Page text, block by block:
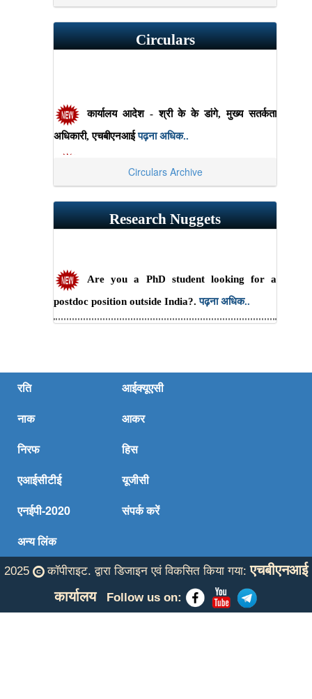
फिट इंडिया सप्ताह" के जश्न पर रिपोर्टपढ़ना अधिक..
डॉ. अजीत कुमार मोहंती, सचिव डीएई और अध्यक्ष एईसी और
नौकरी-उद्घाटन_अनुप्रयुक्त सामग्री।पढ़ना अधिक..
Circulars
कार्यालय आदेश - श्री के के डांगे, मुख्य सतर्कता
अधिकारी, एचबीएनआईपढ़ना अधिक..
एनईपी समन्वयक की नियुक्ति.पढ़ना अधिक..
अधिकारी की नियुक्ति।पढ़ना अधिक..
Circulars Archive
Research Nuggets
Are you a PhD student looking for a
postdoc position outside India?.पढ़ना अधिक..
अधिक..
रति
आईक्यूएसी
नाक
आकर
निरफ
हिस
एआईसीटीई
यूजीसी
एनईपी-2020
संपर्क करें
अन्य लिंक
2025 कॉपीराइट. द्वारा डिजाइन एवं विकसित किया गया:एचबीएनआई
कार्यालय
Follow us on: